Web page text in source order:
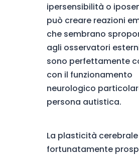
ipersensibilità o
può creare reazioni
che sembrano
agli osservatori
sono perfettamente
con il funzionamento
neurologico
persona autistica.
La plasticità
fortunatamente